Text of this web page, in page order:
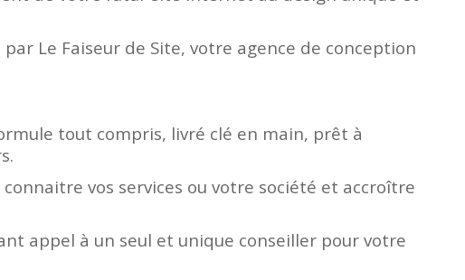
Le Faiseur de Site, votre agence de conception
tout compris, livré clé en main, prêt à
vos services ou votre société et accroître
appel à un seul et unique conseiller pour votre